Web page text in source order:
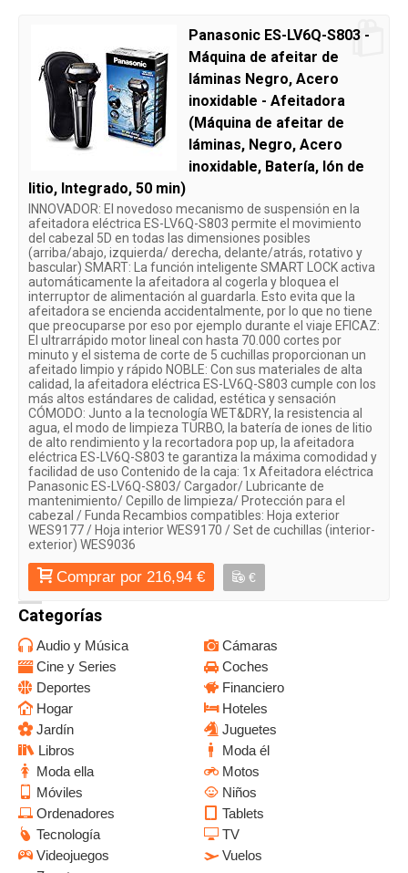
Panasonic ES-LV6Q-S803 -
Máquina de afeitar de
láminas Negro, Acero
inoxidable - Afeitadora
(Máquina de afeitar de
láminas, Negro, Acero
inoxidable, Batería, Ión de
litio, Integrado, 50 min)
INNOVADOR: El novedoso mecanismo de suspensión en la
afeitadora eléctrica ES-LV6Q-S803 permite el movimiento
del cabezal 5D en todas las dimensiones posibles
(arriba/abajo, izquierda/ derecha, delante/atrás, rotativo y
bascular) SMART: La función inteligente SMART LOCK activa
automáticamente la afeitadora al cogerla y bloquea el
interruptor de alimentación al guardarla. Esto evita que la
afeitadora se encienda accidentalmente, por lo que no tiene
que preocuparse por eso por ejemplo durante el viaje EFICAZ:
El ultrarrápido motor lineal con hasta 70.000 cortes por
minuto y el sistema de corte de 5 cuchillas proporcionan un
afeitado limpio y rápido NOBLE: Con sus materiales de alta
calidad, la afeitadora eléctrica ES-LV6Q-S803 cumple con los
más altos estándares de calidad, estética y sensación
CÓMODO: Junto a la tecnología WET&DRY, la resistencia al
agua, el modo de limpieza TURBO, la batería de iones de litio
de alto rendimiento y la recortadora pop up, la afeitadora
eléctrica ES-LV6Q-S803 te garantiza la máxima comodidad y
facilidad de uso Contenido de la caja: 1x Afeitadora eléctrica
Panasonic ES-LV6Q-S803/ Cargador/ Lubricante de
mantenimiento/ Cepillo de limpieza/ Protección para el
cabezal / Funda Recambios compatibles: Hoja exterior
WES9177 / Hoja interior WES9170 / Set de cuchillas (interior-
exterior) WES9036
Comprar por 216,94 € €
Categorías
Audio y Música
Cámaras
Cine y Series
Coches
Deportes
Financiero
Hogar
Hoteles
Jardín
Juguetes
Libros
Moda él
Moda ella
Motos
Móviles
Niños
Ordenadores
Tablets
Tecnología
TV
Videojuegos
Vuelos